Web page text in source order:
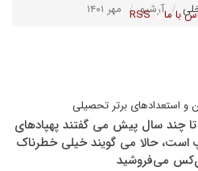
با ما RSSآرشیو مهر ۱۴۰۱
و استعدادهای برتر تحصیلی
تا چند سال پیش می گفتند پهپادهای
است، حالا می گویند خیلی خطرناک
می‌فروشید